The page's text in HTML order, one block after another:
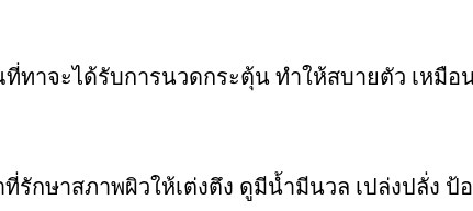
าจะได้รับการนวดกระตุ้น ทำให้สบายตัว เหมือ
กษาสภาพผิวให้เต่งตึง ดูมีน้ำมีนวล เปล่งปลั่ง ป้